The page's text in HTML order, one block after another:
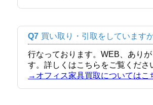
Q7 買い取り・引取をしています
行なっております。WEB、あり
す。詳しくはこちらをご覧くださ
→オフィス家具買取についてはこ